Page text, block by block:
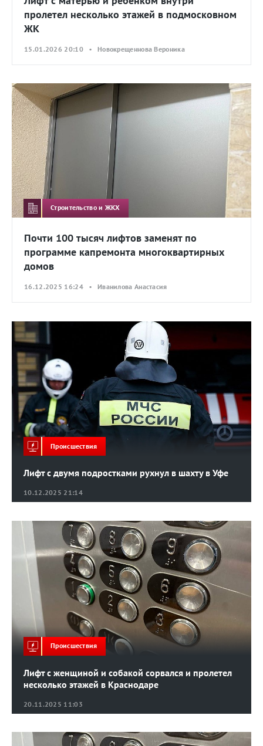
пролетел несколько этажей в подмосковном
ЖК
15.01.2026 20:10 • Новокрещеннова Вероника
Строительство и ЖКХ
Почти 100 тысяч лифтов заменят по
программе капремонта многоквартирных
домов
16.12.2025 16:24 • Иванилова Анастасия
10.12.2025 21:14
Лифт с двумя подростками рухнул в шахту в Уфе
Происшествия
20.11.2025 11:03
Лифт с женщиной и собакой сорвался и пролетел
несколько этажей в Краснодаре
Происшествия